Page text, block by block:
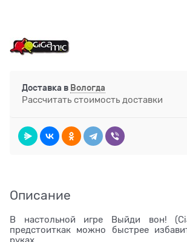
Доставка в Вологда
Рассчитать стоимость доставки
Описание
В настольной игре Выйди вон!
предстоиткак можно быстрее